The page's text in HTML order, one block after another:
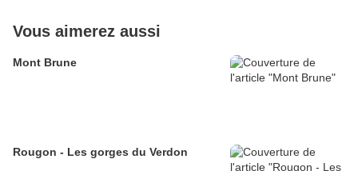
Vous aimerez aussi
Mont Brune
Rougon - Les gorges du Verdon